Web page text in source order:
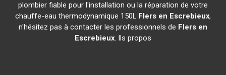
plombier fiable pour l'installation ou la réparation de votre
chauffe-eau thermodynamique 150L Flers en Escrebieux,
n'hésitez pas à contacter les professionnels de Flers en
Escrebieux. Ils propos